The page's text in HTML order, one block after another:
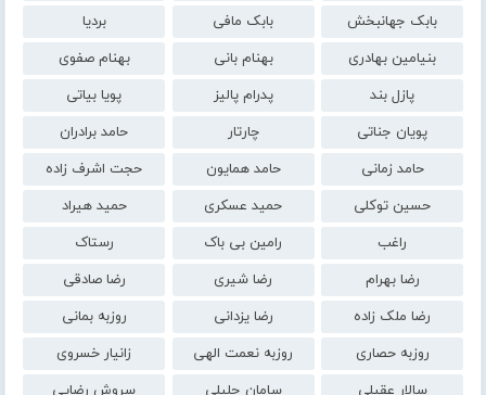
بابک جهانبخش
بابک مافی
بردیا
بنیامین بهادری
بهنام بانی
بهنام صفوی
پازل بند
پدرام پالیز
پویا بیاتی
پویان جناتی
چارتار
حامد برادران
حامد زمانی
حامد همایون
حجت اشرف زاده
حسین توکلی
حمید عسکری
حمید هیراد
راغب
رامین بی باک
رستاک
رضا بهرام
رضا شیری
رضا صادقی
رضا ملک زاده
رضا یزدانی
روزبه بمانی
روزبه حصاری
روزبه نعمت الهی
زانیار خسروی
سالار عقیلی
سامان جلیلی
سروش رضایی